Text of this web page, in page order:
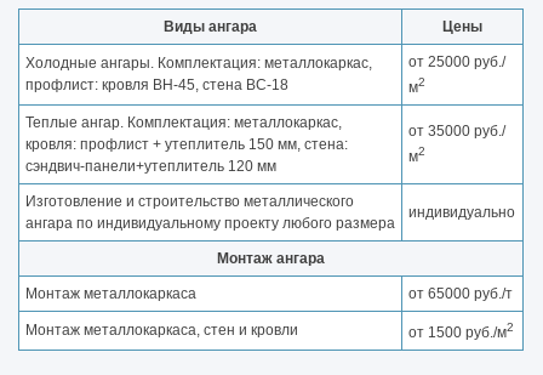
Виды ангара Цены
Холодные ангары. Комплектация: металлокаркас,
профлист: кровля ВН-45, стена ВС-18
от 25000 руб./
м2
Теплые ангар. Комплектация: металлокаркас,
кровля: профлист + утеплитель 150 мм, стена:
сэндвич-панели+утеплитель 120 мм
от 35000 руб./
м2
Изготовление и строительство металлического
ангара по индивидуальному проекту любого размера
индивидуально
Монтаж ангара
Монтаж металлокаркаса от 65000 руб./т
Монтаж металлокаркаса, стен и кровли от 1500 руб./м2